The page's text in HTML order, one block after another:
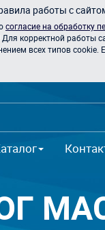
работы с
согласие на обработку
корректной работы
всех типов cookie.